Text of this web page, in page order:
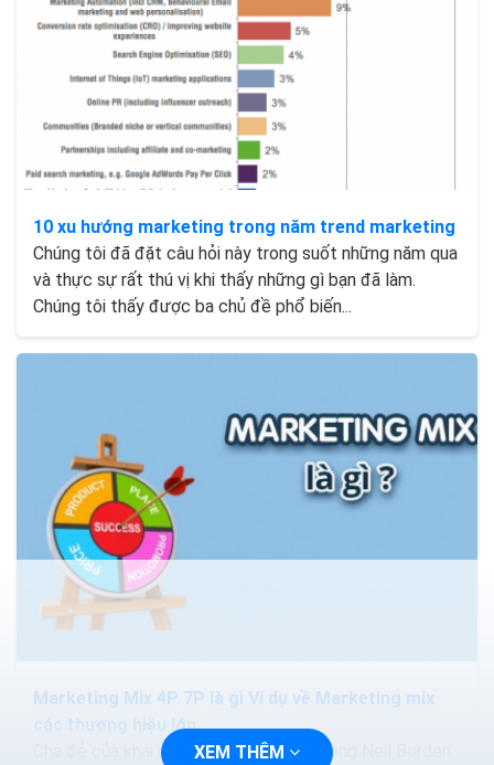
10 xu hướng marketing trong năm trend marketing
Chúng tôi đã đặt câu hỏi này trong suốt những năm qua
và thực sự rất thú vị khi thấy những gì bạn đã làm.
Chúng tôi thấy được ba chủ đề phổ biến...
Marketing Mix 4P 7P là gì Ví dụ về Marketing mix
các thương hiệu lớn
Cha đẻ của khái niệm marketing mix là ông Neil Borden
XEM THÊM